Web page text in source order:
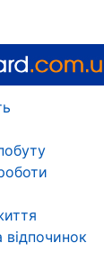
відпочинок